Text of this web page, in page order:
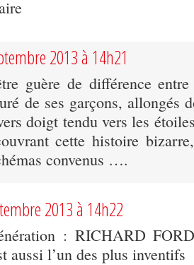
2013 à 14h21
guère de différence entre
de ses garçons, allongés
doigt tendu vers les
cette histoire
convenus ….
2013 à 14h22
: RICHARD
aussi l’un des plus inventifs